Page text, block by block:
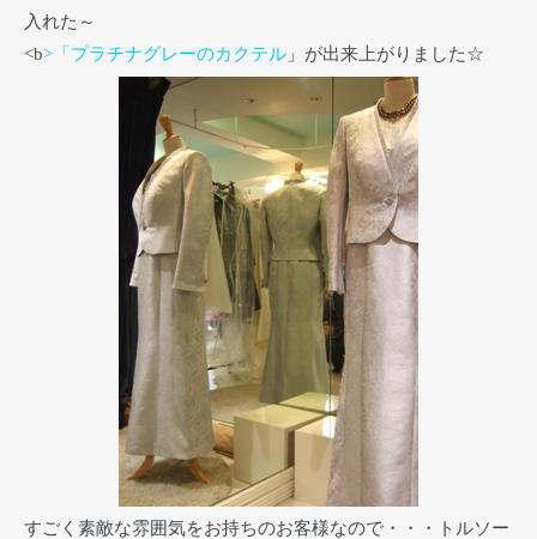
入れた～
<b>「プラチナグレーのカクテル 」が出来上がりました☆
すごく素敵な雰囲気をお持ちのお客様なので・・・トルソー